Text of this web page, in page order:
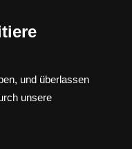
und überlassen
unsere